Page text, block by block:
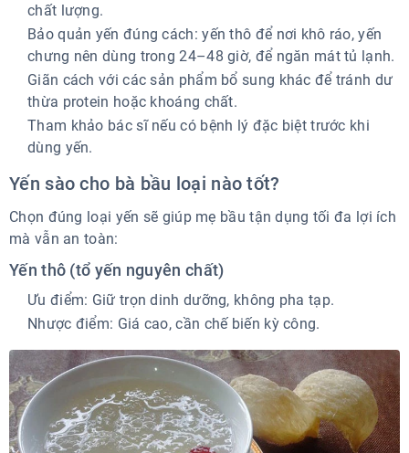
chất lượng.
Bảo quản yến đúng cách: yến thô để nơi khô ráo, yến
chưng nên dùng trong 24–48 giờ, để ngăn mát tủ lạnh.
Giãn cách với các sản phẩm bổ sung khác để tránh dư
thừa protein hoặc khoáng chất.
Tham khảo bác sĩ nếu có bệnh lý đặc biệt trước khi
dùng yến.
Yến sào cho bà bầu loại nào tốt?
Chọn đúng loại yến sẽ giúp mẹ bầu tận dụng tối đa lợi ích
mà vẫn an toàn:
Yến thô (tổ yến nguyên chất)
Ưu điểm: Giữ trọn dinh dưỡng, không pha tạp.
Nhược điểm: Giá cao, cần chế biến kỳ công.